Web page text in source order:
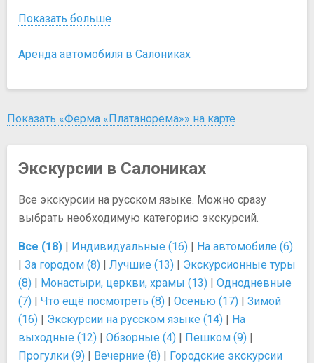
Показать больше
Аренда автомобиля в Салониках
Показать «Ферма «Платанорема»» на карте
Экскурсии в Салониках
Все экскурсии на русском языке. Можно сразу
выбрать необходимую категорию экскурсий.
Все (18) | Индивидуальные (16) | На автомобиле (6)
| За городом (8) | Лучшие (13) | Экскурсионные туры
(8) | Монастыри, церкви, храмы (13) | Однодневные
(7) | Что ещё посмотреть (8) | Осенью (17) | Зимой
(16) | Экскурсии на русском языке (14) | На
выходные (12) | Обзорные (4) | Пешком (9) |
Прогулки (9) | Вечерние (8) | Городские экскурсии